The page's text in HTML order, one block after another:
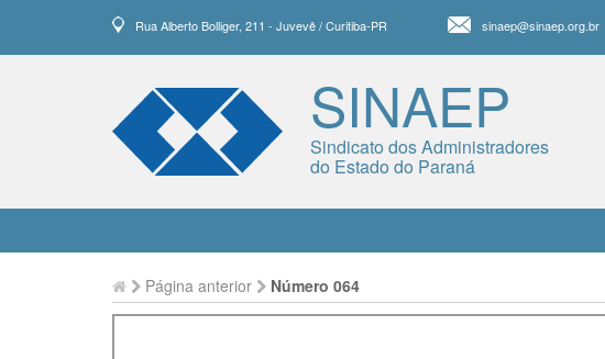
Rua Alberto Bolliger, 211 - Juvevê / Curitiba-PR sinaep@sinaep.org.br
SINAEP
Sindicato dos Administradores
do Estado do Paraná
Página anterior Número 064